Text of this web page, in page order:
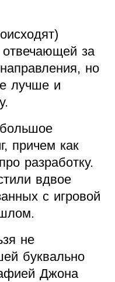
за
но
лучше и
причем как
разработку.
вдвое
с игровой
не
буквально
Джона